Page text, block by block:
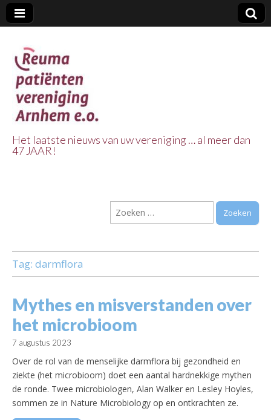
Vereniging
Arnhem e.o.
Het laatste nieuws van uw vereniging … al meer dan
47 JAAR!
Zoeken
naar:
Tag: darmflora
Mythes en misverstanden over
het microbioom
7 augustus 2023
Over de rol van de menselijke darmflora bij gezondheid en
ziekte (het microbioom) doet een aantal hardnekkige mythen
de ronde. Twee microbiologen, Alan Walker en Lesley Hoyles,
sommen ze in Nature Microbiology op en ontkrachten ze.